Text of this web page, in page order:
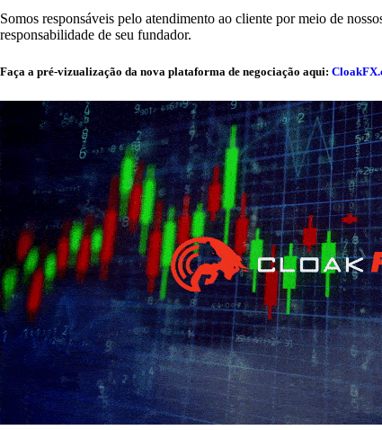
Somos responsáveis pelo atendimento ao cliente por meio de
responsabilidade de seu fundador.
Faça a pré-vizualização da nova plataforma de negociação aqui: